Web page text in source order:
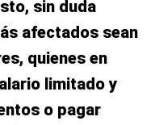
sin duda
afectados sean
quienes en
limitado y
o pagar